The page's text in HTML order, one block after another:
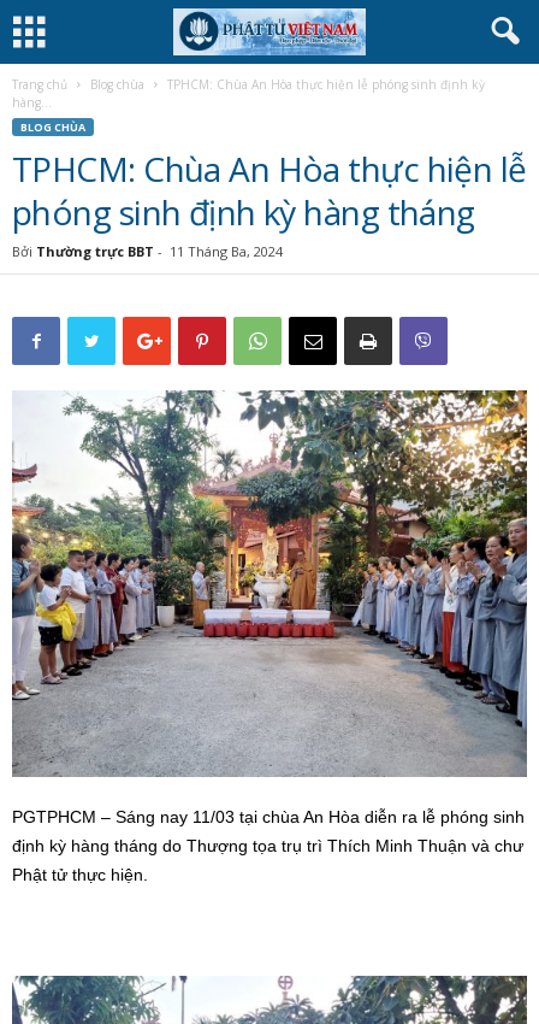
Trang chủ Blog chùa
TPHCM: Chùa An Hòa thực hiện lễ phóng sinh định kỳ
hàng...
BLOG CHÙA
TPHCM: Chùa An Hòa thực hiện lễ
phóng sinh định kỳ hàng tháng
Bởi Thường trực BBT - 11 Tháng Ba, 2024
PGTPHCM – Sáng nay 11/03 tại chùa An Hòa diễn ra lễ phóng sinh
định kỳ hàng tháng do Thượng tọa trụ trì Thích Minh Thuận và chư
Phật tử thực hiện.